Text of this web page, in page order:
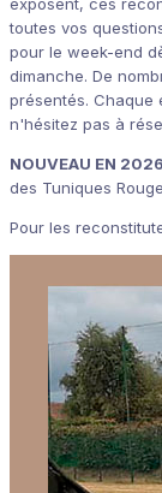
toutes vos
pour le week-end
dimanche. De
présentés. Chaque
n'hésitez pas à
NOUVEAU EN
des Tuniques
Pour les